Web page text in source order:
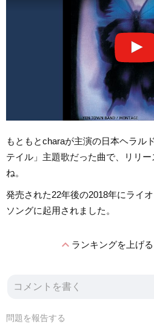
もともとcharaが主演の日本ヘラル
テイル」主題歌だった曲で、リリ
ね。
発売された22年後の2018年にライ
ソングに起用されました。
expand_lessランキングを上げる
問題を報告する